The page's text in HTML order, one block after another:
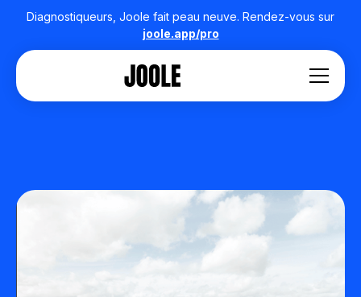
Diagnostiqueurs, Joole fait peau neuve. Rendez-vous sur
joole.app/pro